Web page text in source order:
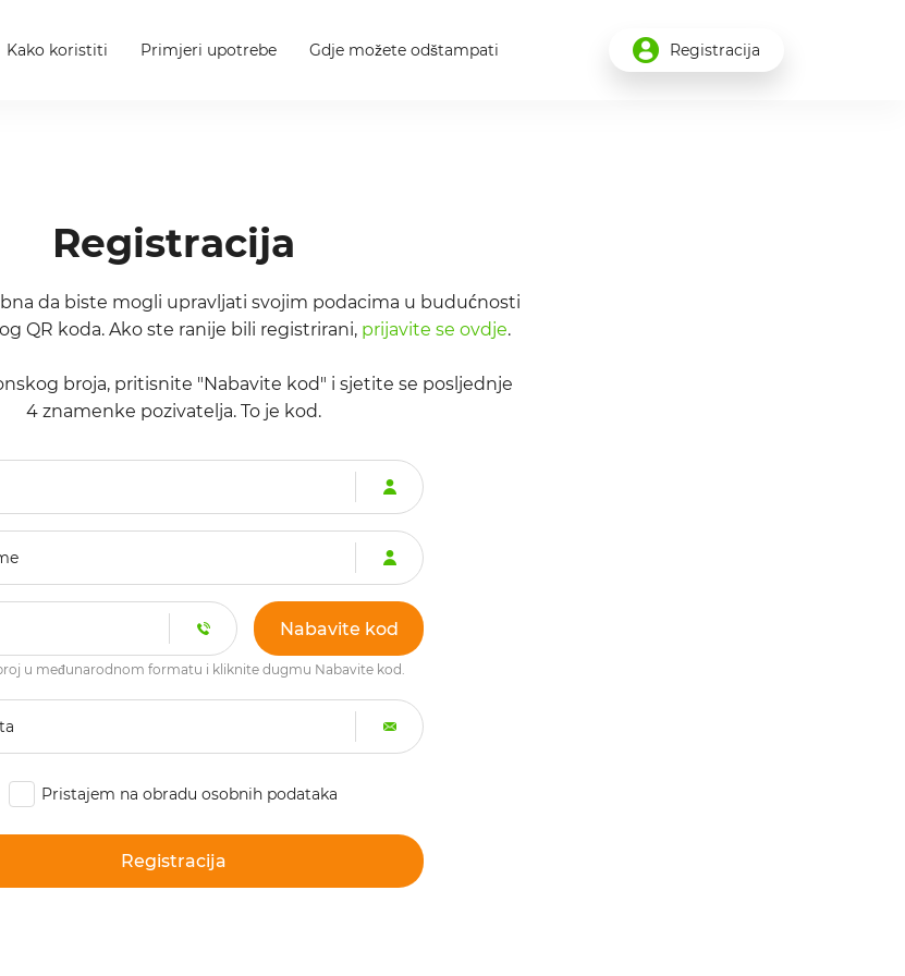
Kako koristiti Primjeri upotrebe Gdje možete odštampati Registracija
Registracija
da biste mogli upravljati svojim podacima u budućnosti
QR koda. Ako ste ranije bili registrirani, prijavite se ovdje.
broja, pritisnite "Nabavite kod" i sjetite se posljednje
4 znamenke pozivatelja. To je kod.
u međunarodnom formatu i kliknite dugmu Nabavite kod.
Pristajem na obradu osobnih podataka